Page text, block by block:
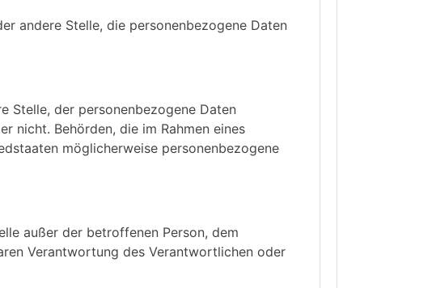
andere Stelle, die personenbezogene Daten
Stelle, der personenbezogene Daten
nicht. Behörden, die im Rahmen eines
möglicherweise personenbezogene
außer der betroffenen Person, dem
Verantwortung des Verantwortlichen oder